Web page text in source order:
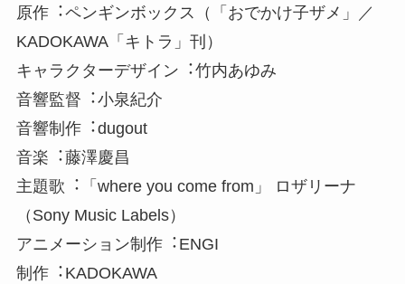
原作︓ペンギンボックス（「おでかけ子ザメ」／
KADOKAWA「キトラ」刊）
キャラクターデザイン︓⽵内あゆみ
⾳響監督︓小泉紀介
⾳響制作︓dugout
⾳楽︓藤澤慶昌
主題歌︓「where you come from」 ロザリーナ
（Sony Music Labels）
アニメーション制作︓ENGI
制作︓KADOKAWA